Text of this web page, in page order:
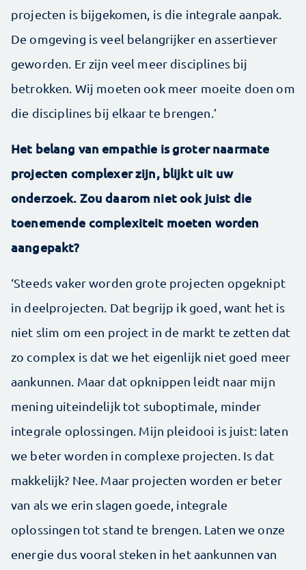
projecten is bijgekomen, is die integrale aanpak.
De omgeving is veel belangrijker en assertiever
geworden. Er zijn veel meer disciplines bij
betrokken. Wij moeten ook meer moeite doen om
die disciplines bij elkaar te brengen.’
Het belang van empathie is groter naarmate
projecten complexer zijn, blijkt uit uw
onderzoek. Zou daarom niet ook juist die
toenemende complexiteit moeten worden
aangepakt?
‘Steeds vaker worden grote projecten opgeknipt
in deelprojecten. Dat begrijp ik goed, want het is
niet slim om een project in de markt te zetten dat
zo complex is dat we het eigenlijk niet goed meer
aankunnen. Maar dat opknippen leidt naar mijn
mening uiteindelijk tot suboptimale, minder
integrale oplossingen. Mijn pleidooi is juist: laten
we beter worden in complexe projecten. Is dat
makkelijk? Nee. Maar projecten worden er beter
van als we erin slagen goede, integrale
oplossingen tot stand te brengen. Laten we onze
energie dus vooral steken in het aankunnen van